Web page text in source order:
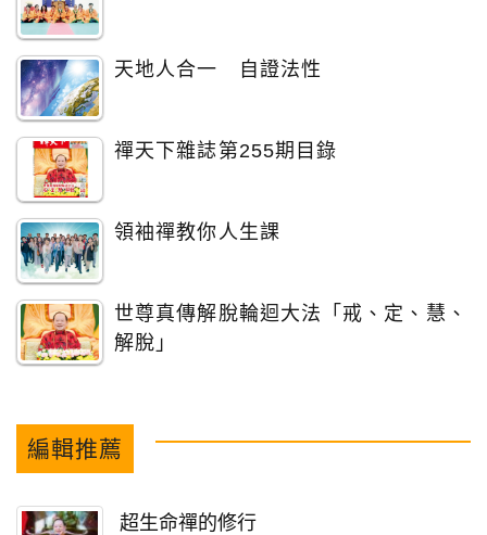
天地人合一 自證法性
禪天下雜誌第255期目錄
領袖禪教你人生課
世尊真傳解脫輪迴大法「戒、定、慧、
解脫」
編輯推薦
超生命禪的修行